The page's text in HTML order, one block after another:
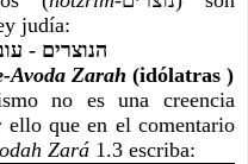
judía:
הנוצרים -
( Los cristianos: Ellos son
Avoda Zarah (idólatras
no es una creencia
ello que en el comentario
Zará 1.3 escriba: